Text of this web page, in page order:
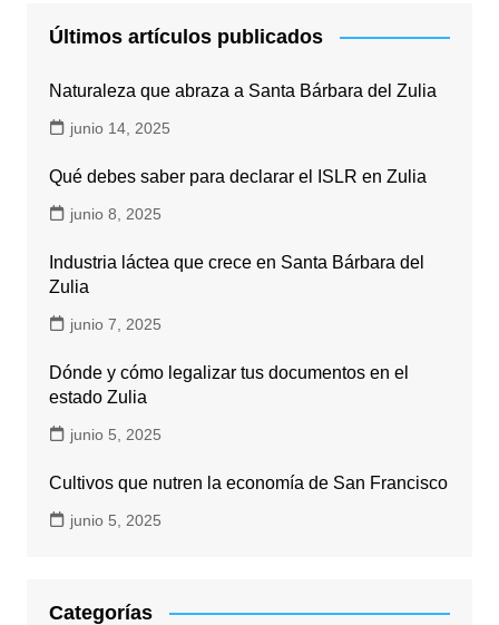
Últimos artículos publicados
Naturaleza que abraza a Santa Bárbara del Zulia
junio 14, 2025
Qué debes saber para declarar el ISLR en Zulia
junio 8, 2025
Industria láctea que crece en Santa Bárbara del
Zulia
junio 7, 2025
Dónde y cómo legalizar tus documentos en el
estado Zulia
junio 5, 2025
Cultivos que nutren la economía de San Francisco
junio 5, 2025
Categorías